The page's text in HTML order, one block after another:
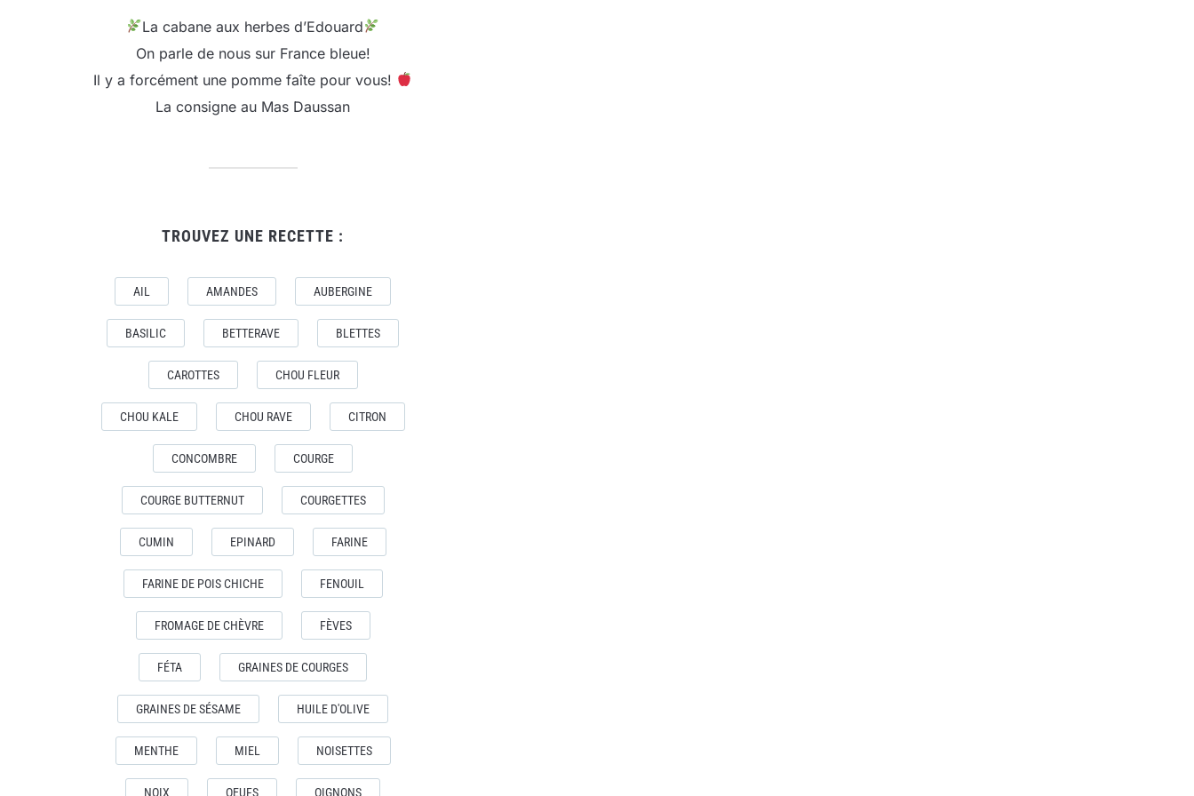
La cabane aux herbes d’Edouard
On parle de nous sur France bleue!
Il y a forcément une pomme faîte pour vous!
La consigne au Mas Daussan
TROUVEZ UNE RECETTE :
AIL AMANDES AUBERGINE
BASILIC BETTERAVE BLETTES
CAROTTES CHOU FLEUR
CHOU KALE CHOU RAVE CITRON
CONCOMBRE COURGE
COURGE BUTTERNUT COURGETTES
CUMIN EPINARD FARINE
FARINE DE POIS CHICHE FENOUIL
FROMAGE DE CHÈVRE FÈVES
FÉTA GRAINES DE COURGES
GRAINES DE SÉSAME HUILE D'OLIVE
MENTHE MIEL NOISETTES
NOIX OEUFS OIGNONS